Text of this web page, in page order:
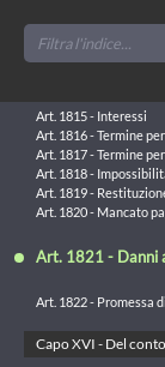
Capo XV - Del mutuo
Art. 1815 - Interessi
Art. 1816 - Termine
Art. 1817 - Termine
Art. 1818 -
Art. 1819 -
Art. 1820 - Mancato
Art. 1821 - Danni
Art. 1822 - Promessa
Capo XVI - Del